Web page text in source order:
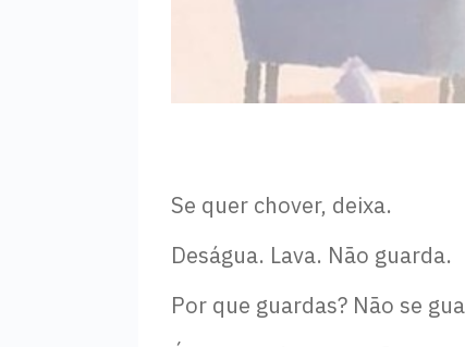
Se quer chover, deixa.
Deságua. Lava. Não guarda.
Por que guardas? Não se